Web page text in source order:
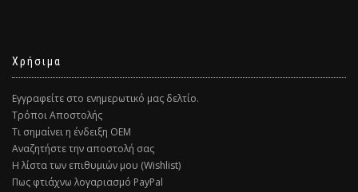
Χρήσιμα
Εγγραφείτε στο ενημερωτικό μας δελτίο.
Τρόποι Αποστολής
Τι σημαίνει η ένδειξη ΟΕΜ
Αναζητήστε την αποστολή σας
Η λίστα των επιθυμιών μου (Wishlist)
Πως φτιάχνω λογαριασμό PayPal